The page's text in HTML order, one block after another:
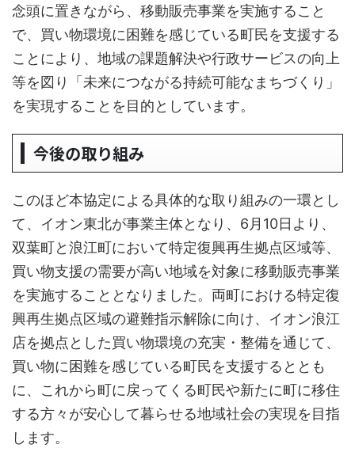
念頭に置きながら、移動販売事業を実施すること
で、買い物環境に困難を感じている町民を支援する
ことにより、地域の課題解決や行政サービスの向上
等を図り「未来につながる持続可能なまちづくり」
を実現することを目的としています。
今後の取り組み
このほど本協定による具体的な取り組みの一環とし
て、イオン東北が事業主体となり、6月10日より、
双葉町と浪江町において特定復興再生拠点区域等、
買い物支援の需要が高い地域を対象に移動販売事業
を実施することとなりました。両町における特定復
興再生拠点区域の避難指示解除に向け、イオン浪江
店を拠点とした買い物環境の充実・整備を通じて、
買い物に困難を感じている町民を支援するととも
に、これから町に戻ってくる町民や新たに町に移住
する方々が安心して暮らせる地域社会の実現を目指
します。